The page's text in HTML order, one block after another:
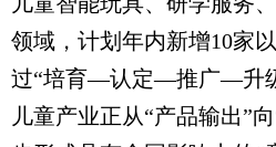
领域，计划年内新增10家
过“培育—认定—推广—升
儿童产业正从“产品输出”